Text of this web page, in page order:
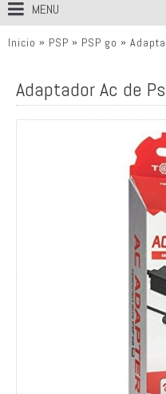
MENU
Inicio PSP PSP go
Adaptador Ac de